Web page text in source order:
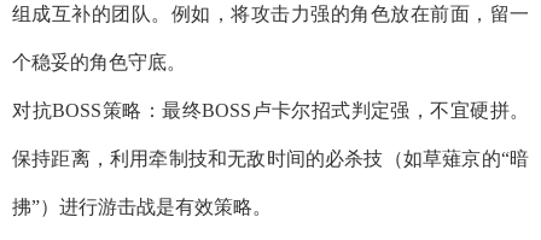
组成互补的团队。例如，将攻击力强的角色放在前面，留一
个稳妥的角色守底。
​​对抗BOSS策略​​：最终BOSS卢卡尔招式判定强，不宜硬拼。
保持距离，利用牵制技和无敌时间的必杀技（如草薙京的“暗
拂”）进行游击战是有效策略。